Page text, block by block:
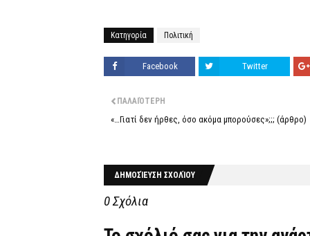
Κατηγορία Πολιτική
Facebook Twitter
ΠΑΛΑΙΌΤΕΡΗ
«…Γιατί δεν ήρθες, όσο ακόμα μπορούσες»;;; (άρθρο)
ΔΗΜΟΣΊΕΥΣΗ ΣΧΟΛΊΟΥ
0 Σχόλια